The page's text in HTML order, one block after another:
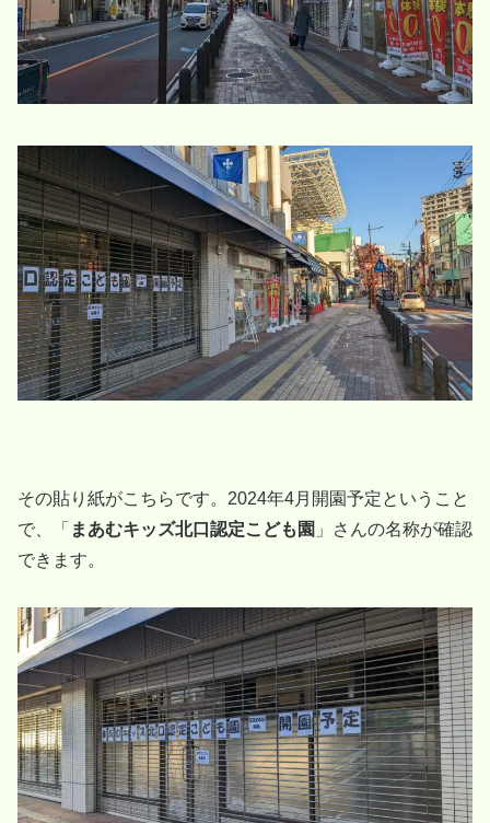
その貼り紙がこちらです。2024年4月開園予定ということ
で、「 まあむキッズ北口認定こども園 」さんの名称が確認
できます。